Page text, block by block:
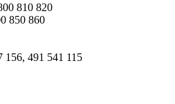
810 820
850 860
156, 491 541 115